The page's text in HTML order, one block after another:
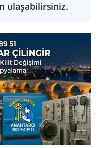
ulaşabilirsiniz.